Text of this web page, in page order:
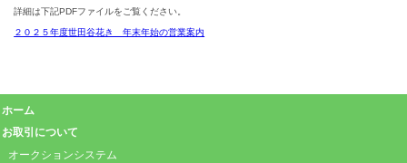
詳細は下記PDFファイルをご覧ください。
２０２５年度世田谷花き 年末年始の営業案内
ホーム
お取引について
オークションシステム